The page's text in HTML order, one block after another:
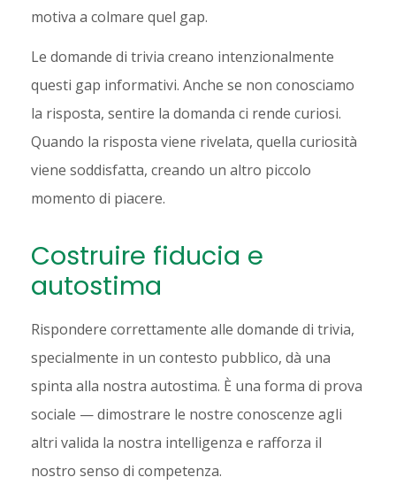
motiva a colmare quel gap.
Le domande di trivia creano intenzionalmente
questi gap informativi. Anche se non conosciamo
la risposta, sentire la domanda ci rende curiosi.
Quando la risposta viene rivelata, quella curiosità
viene soddisfatta, creando un altro piccolo
momento di piacere.
Costruire fiducia e
autostima
Rispondere correttamente alle domande di trivia,
specialmente in un contesto pubblico, dà una
spinta alla nostra autostima. È una forma di prova
sociale — dimostrare le nostre conoscenze agli
altri valida la nostra intelligenza e rafforza il
nostro senso di competenza.